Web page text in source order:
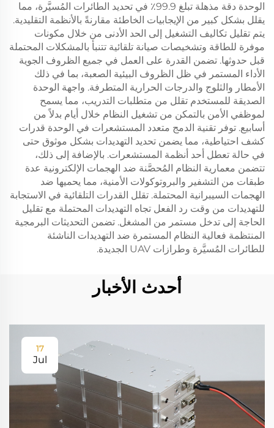
الوحدة دقة مذهلة تبلغ 99.9٪ في تحديد الطائرات المُسيَّرة، مما
يقلل بشكل كبير من الإيجابيات الخاطئة مقارنةً بالأنظمة التقليدية.
يتم تقليل تكاليف التشغيل إلى الحد الأدنى من خلال مكونات
موفرة للطاقة وتشخيصات صيانة تلقائية تتنبأ بالمشكلات المحتملة
قبل حدوثها. تضمن القدرة على العمل في جميع الظروف الجوية
الأداء المستمر في ظل الظروف البيئية الصعبة، بما في ذلك
الأمطار والثلوج والدرجات الحرارية المتطرفة. واجهة الوحدة
الصديقة للمستخدم تقلل من متطلبات التدريب، مما يسمح
لموظفي الأمن بالتمكن من تشغيل النظام خلال أيام بدلاً من
أسابيع. توفر تقنية الدمج متعدد المستشعرات في الوحدة قدرات
كشف احتياطية، مما يضمن تحديد التهديدات بشكل موثوق حتى
في حالة تعطل أحد أنظمة المستشعرات. بالإضافة إلى ذلك،
تتضمن معمارية النظام المُحصَّنة ضد الهجمات الإلكترونية عدة
طبقات من التشفير والبروتوكولات الأمنية، مما يحميها ضد
الهجمات السيبرانية المحتملة. تقلل القدرات التلقائية في الاستجابة
للتهديدات من وقت رد الفعل تجاه التهديدات المحتملة مع تقليل
الحاجة إلى تدخل مستمر من المشغل. تضمن التحديثات البرمجية
المنتظمة فعالية النظام المستمرة ضد التهديدات الناشئة
للطائرات المُسيَّرة وطرازات UAV الجديدة.
أحدث الأخبار
17
Jul